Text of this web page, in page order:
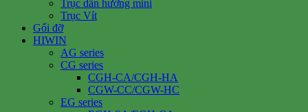
Trục dẫn hướng mini
Trục Vít
Gối đỡ
HIWIN
AG series
CG series
CGH-CA/CGH-HA
CGW-CC/CGW-HC
EG series